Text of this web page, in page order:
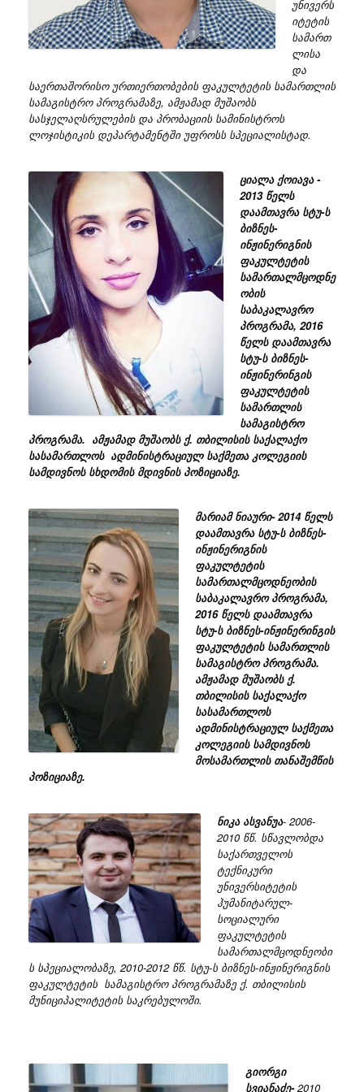
უნივერს
იტეტის
სამართ
ლისა
და
საერთაშორისო ურთიერთობების ფაკულტეტის სამართლის
სამაგისტრო პროგრამაზე, ამჟამად მუშაობს
სასჯელაღსრულების და პრობაციის სამინისტროს
ლოჯისტიკის დეპარტამენტში უფროსს სპეციალისტად.
ციალა ქოიავა -
2013 წელს
დაამთავრა სტუ-ს
ბიზნეს-
ინჟინერიგნის
ფაკულტეტის
სამართალმცოდნე
ობის
საბაკალავრო
პროგრამა, 2016
წელს დაამთავრა
სტუ-ს ბიზნეს-
ინჟინერინგის
ფაკულტეტის
სამართლის
სამაგისტრო
პროგრამა. ამჟამად მუშაობს ქ. თბილისის საქალაქო
სასამართლოს ადმინისტრაციულ საქმეთა კოლეგიის
სამდივნოს სხდომის მდივნის პოზიციაზე.
მარიამნიაური- 2014 წელს
დაამთავრა სტუ-ს ბიზნეს-
ინჟინერიგნის
ფაკულტეტის
სამართალმცოდნეობის
საბაკალავრო პროგრამა,
2016 წელს დაამთავრა
სტუ-ს ბიზნეს-ინჟინერინგის
ფაკულტეტის სამართლის
სამაგისტრო პროგრამა.
ამჟამად მუშაობს ქ.
თბილისის საქალაქო
სასამართლოს
ადმინისტრაციულ საქმეთა
კოლეგიის სამდივნოს
მოსამართლის თანაშემწის
პოზიციაზე.
ნიკა ასვანუა- 2006-
2010 წწ. სწავლობდა
საქართველოს
ტექნიკური
უნივერსიტეტის
ჰუმანიტარულ-
სოციალური
ფაკულტეტის
სამართალმცოდნეობი
ს სპეციალობაზე, 2010-2012 წწ. სტუ-ს ბიზნეს-ინჟინერიგნის
ფაკულტეტის სამაგისტრო პროგრამაზე ქ. თბილისის
მუნიციპალიტეტის საკრებულოში.
გიორგი
სვიანაძე-2010